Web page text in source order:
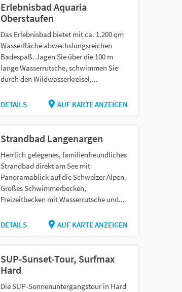
Erlebnisbad Aquaria
Oberstaufen
Das Erlebnisbad bietet mit ca. 1.200 qm
Wasserfläche abwechslungsreichen
Badespaß. Jagen Sie über die 100 m
lange Wasserrutsche, schwimmen Sie
durch den Wildwasserkreisel,...
DETAILS AUF KARTE ANZEIGEN
Strandbad Langenargen
Herrlich gelegenes, familienfreundliches
Strandbad direkt am See mit
Panoramablick auf die Schweizer Alpen.
Großes Schwimmerbecken,
Freizeitbecken mit Wasserrutsche und...
DETAILS AUF KARTE ANZEIGEN
SUP-Sunset-Tour, Surfmax
Hard
Die SUP-Sonnenuntergangstour in Hard